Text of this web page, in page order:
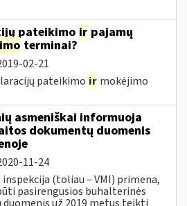
pateikimo ir pajamų
terminai?
02-21
pateikimo ir mokėjimo
asmeniškai informuoja
dokumentų duomenis
11-24
inspekcija (toliau – VMI) primena,
pasirengusios buhalterinės
už 2019 metus teikti